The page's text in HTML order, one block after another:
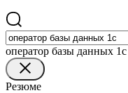
оператор базы данных 1с
Резюме